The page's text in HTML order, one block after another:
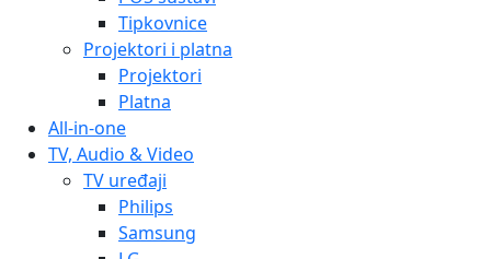
Tipkovnice
Projektori i platna
Projektori
Platna
All-in-one
TV, Audio & Video
TV uređaji
Philips
Samsung